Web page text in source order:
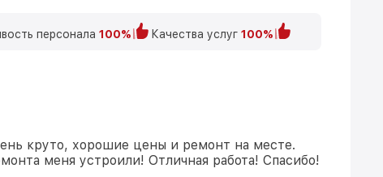
персонала 100% Качества услуг 100%
круто, хорошие цены и ремонт на месте.
меня устроили! Отличная работа! Спасибо!